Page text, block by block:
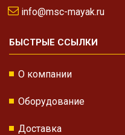
info@msc-mayak.ru
БЫСТРЫЕ ССЫЛКИ
О компании
Оборудование
Доставка